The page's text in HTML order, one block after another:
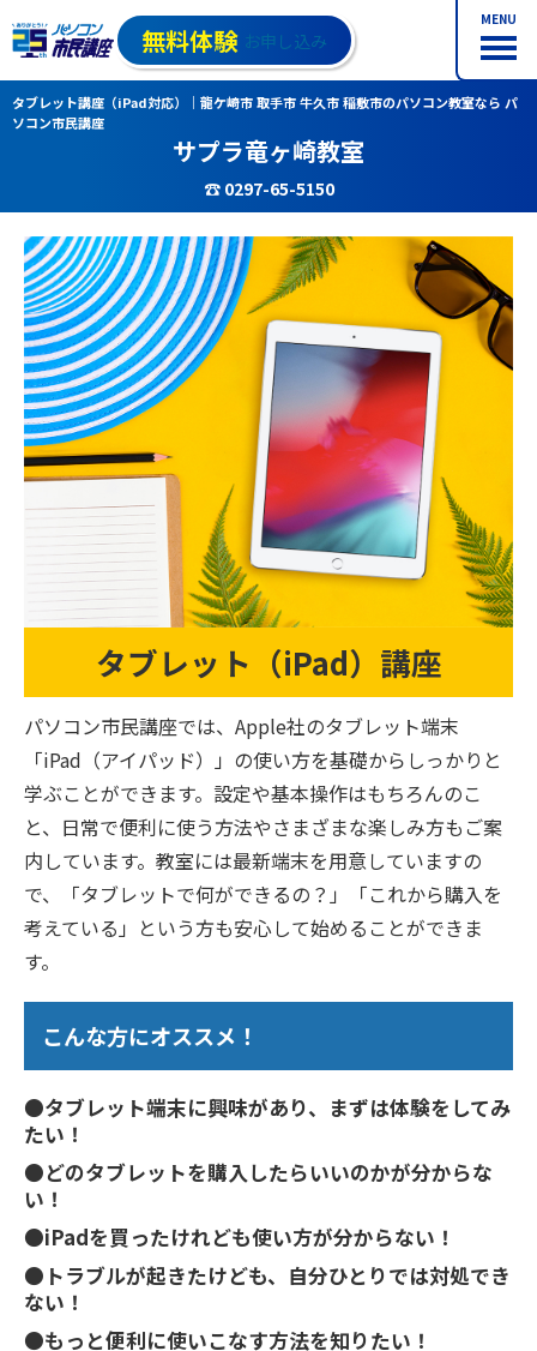
MENU
無料体験 お申し込み
タブレット講座（iPad対応）｜龍ケ崎市 取手市 牛久市 稲敷市のパソコン教室なら パ
ソコン市民講座
サプラ竜ヶ崎教室
☎ 0297-65-5150
タブレット（iPad）講座
パソコン市民講座では、Apple社のタブレット端末
「iPad（アイパッド）」の使い方を基礎からしっかりと
学ぶことができます。設定や基本操作はもちろんのこ
と、日常で便利に使う方法やさまざまな楽しみ方もご案
内しています。教室には最新端末を用意していますの
で、「タブレットで何ができるの？」「これから購入を
考えている」という方も安心して始めることができま
す。
こんな方にオススメ！
●タブレット端末に興味があり、まずは体験をしてみ
たい！
●どのタブレットを購入したらいいのかが分からな
い！
●iPadを買ったけれども使い方が分からない！
●トラブルが起きたけども、自分ひとりでは対処でき
ない！
●もっと便利に使いこなす方法を知りたい！